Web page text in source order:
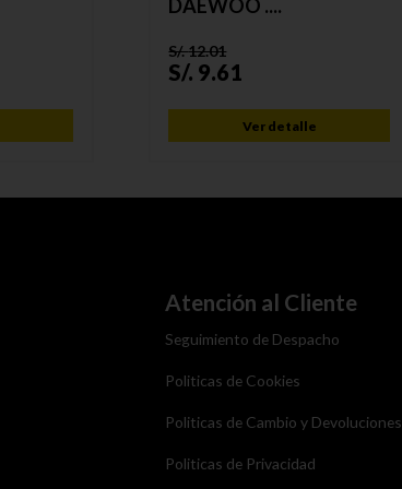
DAEWOO ....
S/.12.01
S/. 9.61
Ver detalle
Atención al Cliente
Seguimiento de Despacho
Politicas de Cookies
Politicas de Cambio y Devoluciones
Politicas de Privacidad